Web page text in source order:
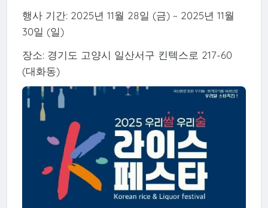
행사 기간: 2025년 11월 28일 (금) ~ 2025년 11월
30일 (일)
장소: 경기도 고양시 일산서구 킨텍스로 217-60
(대화동)